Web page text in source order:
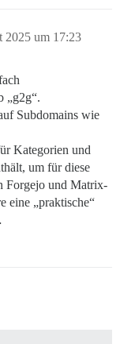
2025 um 17:23
„g2g“.
Subdomains wie
Kategorien und
um für diese
Forgejo und Matrix-
eine „praktische“